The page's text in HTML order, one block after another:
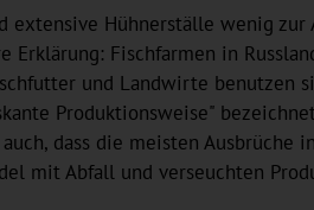
extensive Hühnerställe wenig
Erklärung: Fischfarmen in
und Landwirte benutzen
Produktionsweise"
dass die meisten
mit Abfall und verseuchten